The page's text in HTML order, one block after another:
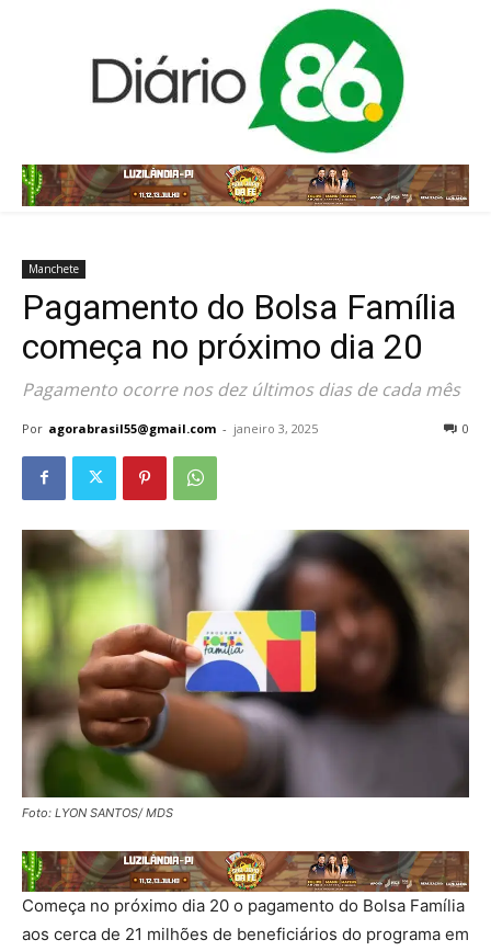
Manchete
Pagamento do Bolsa Família
começa no próximo dia 20
Pagamento ocorre nos dez últimos dias de cada mês
Por agorabrasil55@gmail.com - janeiro 3, 2025 0
Foto: LYON SANTOS/ MDS
Começa no próximo dia 20 o pagamento do Bolsa Família
aos cerca de 21 milhões de beneficiários do programa em